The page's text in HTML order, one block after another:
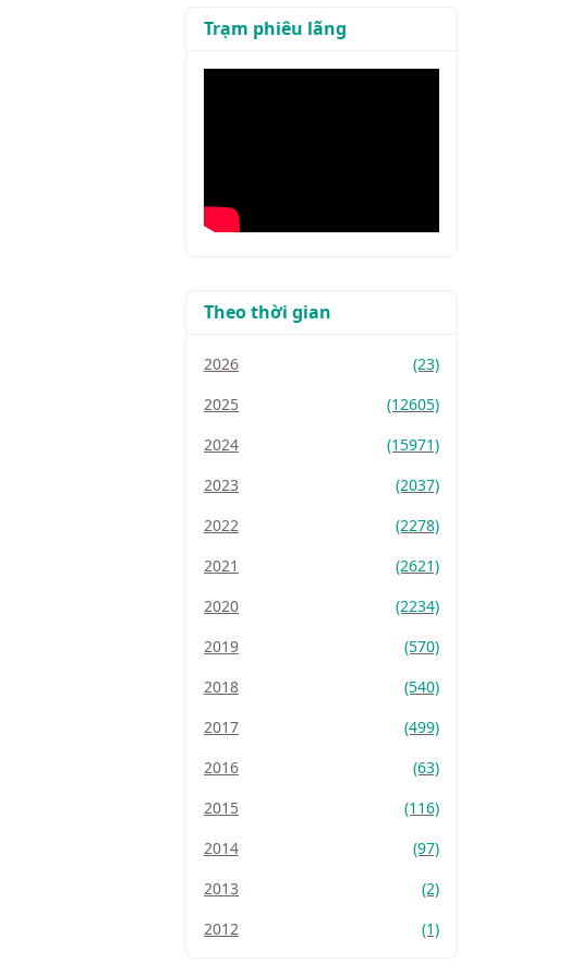
Trạm phiêu lãng
Theo thời gian
2026
(23)
2025
(12605)
2024
(15971)
2023
(2037)
2022
(2278)
2021
(2621)
2020
(2234)
2019
(570)
2018
(540)
2017
(499)
2016
(63)
2015
(116)
2014
(97)
2013
(2)
2012
(1)